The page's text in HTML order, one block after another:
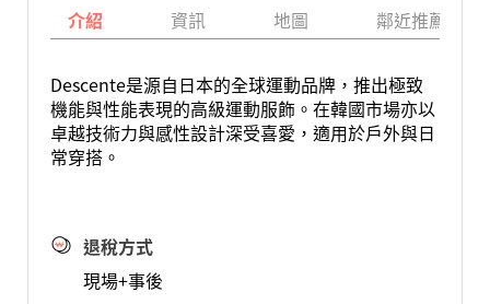
介紹 資訊 地圖 鄰近推薦景點
Descente是源自日本的全球運動品牌，推出極致
機能與性能表現的高級運動服飾。在韓國市場亦以
卓越技術力與感性設計深受喜愛，適用於戶外與日
常穿搭。
退稅方式
現場+事後